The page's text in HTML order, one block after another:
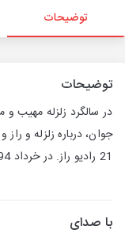
توضیحات
توضیحات
در سالگرد زلزله مهیب و
جوان، درباره زلزله
21 رادیو راز. در خرداد 1394
با صدای